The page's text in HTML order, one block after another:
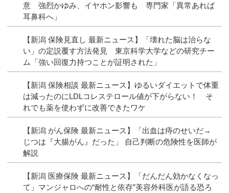
意 強烈かゆみ、イヤホン影響も 専門家「異常あれば
耳鼻科へ」
【新潟 保険見直し 最新ニュース】「壊れた脳は治らな
い」の定説覆す方法発見 東京科学大学などの研究チー
ム「強い回復力持つことが証明された」
【新潟 保険相談 最新ニュース】ゆるいダイエットで体重
は減ったのにLDLコレステロール値が下がらない！ そ
れでも薬を使わずに改善できたワケ
【新潟 がん保険 最新ニュース】「出血は痔のせいだ→
じつは『大腸がん』だった」 自己判断の危険性を医師が
解説
【新潟 医療保険 最新ニュース】「だんだん効かなくなっ
て」マンジャロへの“耐性と依存”美容外科医が語る恐ろ